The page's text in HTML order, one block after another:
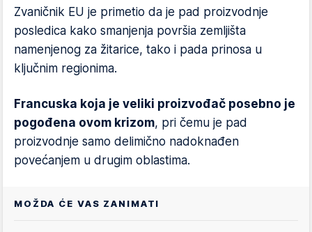
Zvaničnik EU je primetio da je pad proizvodnje
posledica kako smanjenja površia zemljišta
namenjenog za žitarice, tako i pada prinosa u
ključnim regionima.
Francuska koja je veliki proizvođač posebno je
pogođena ovom krizom, pri čemu je pad
proizvodnje samo delimično nadoknađen
povećanjem u drugim oblastima.
MOŽDA ĆE VAS ZANIMATI